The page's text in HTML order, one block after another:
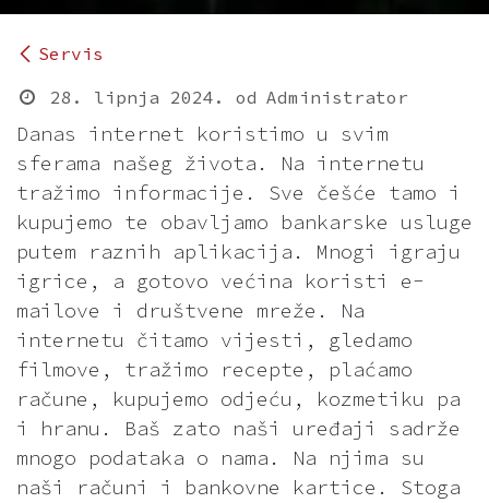
Servis
28. lipnja 2024.
od Administrator
Danas internet koristimo u svim
sferama našeg života. Na internetu
tražimo informacije. Sve češće tamo i
kupujemo te obavljamo bankarske usluge
putem raznih aplikacija. Mnogi igraju
igrice, a gotovo većina koristi e-
mailove i društvene mreže. Na
internetu čitamo vijesti, gledamo
filmove, tražimo recepte, plaćamo
račune, kupujemo odjeću, kozmetiku pa
i hranu. Baš zato naši uređaji sadrže
mnogo podataka o nama. Na njima su
naši računi i bankovne kartice. Stoga